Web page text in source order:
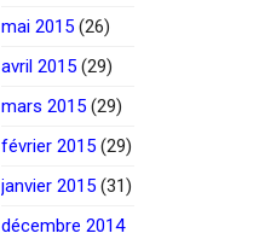
mai 2015 (26)
avril 2015 (29)
mars 2015 (29)
février 2015 (29)
janvier 2015 (31)
décembre 2014